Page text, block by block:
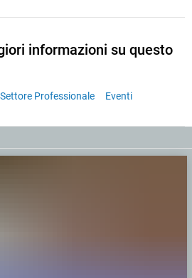
informazioni su questo
Settore Professionale Eventi